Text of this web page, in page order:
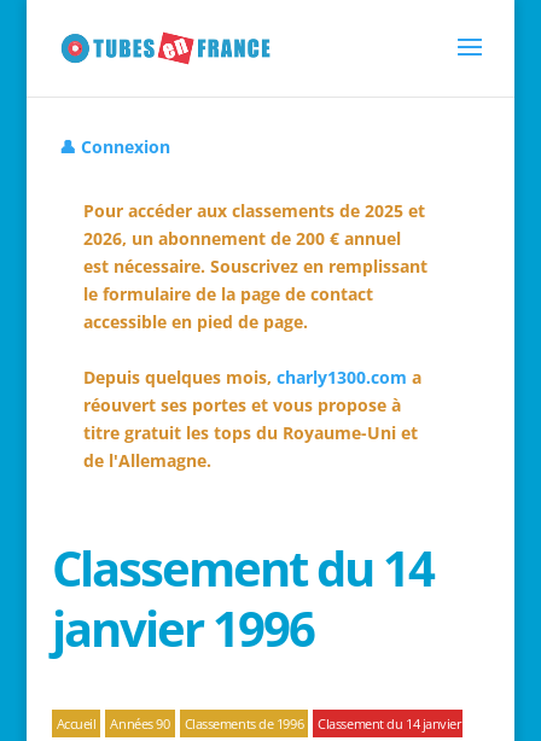
👤 Connexion
Pour accéder aux classements de 2025 et
2026, un abonnement de 200 € annuel
est nécessaire. Souscrivez en remplissant
le formulaire de la page de contact
accessible en pied de page.
Depuis quelques mois, charly1300.com a
réouvert ses portes et vous propose à
titre gratuit les tops du Royaume-Uni et
de l'Allemagne.
Classement du 14
janvier 1996
Accueil Années 90 Classements de 1996
Classement du 14 janvier